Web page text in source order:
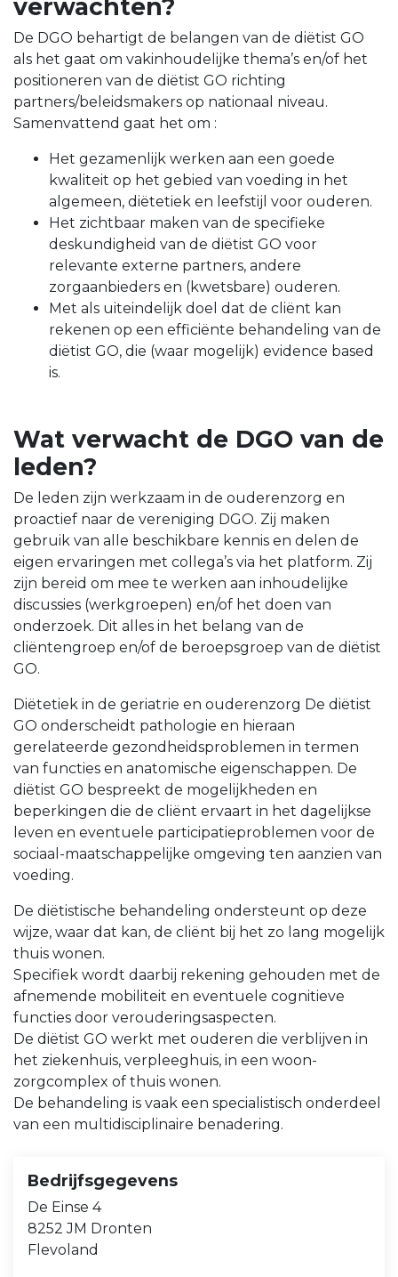
verwachten?
De DGO behartigt de belangen van de diëtist GO
als het gaat om vakinhoudelijke thema’s en/of het
positioneren van de diëtist GO richting
partners/beleidsmakers op nationaal niveau.
Samenvattend gaat het om :
Het gezamenlijk werken aan een goede
kwaliteit op het gebied van voeding in het
algemeen, diëtetiek en leefstijl voor ouderen.
Het zichtbaar maken van de specifieke
deskundigheid van de diëtist GO voor
relevante externe partners, andere
zorgaanbieders en (kwetsbare) ouderen.
Met als uiteindelijk doel dat de cliënt kan
rekenen op een efficiënte behandeling van de
diëtist GO, die (waar mogelijk) evidence based
is.
Wat verwacht de DGO van de
leden?
De leden zijn werkzaam in de ouderenzorg en
proactief naar de vereniging DGO. Zij maken
gebruik van alle beschikbare kennis en delen de
eigen ervaringen met collega’s via het platform. Zij
zijn bereid om mee te werken aan inhoudelijke
discussies (werkgroepen) en/of het doen van
onderzoek. Dit alles in het belang van de
cliëntengroep en/of de beroepsgroep van de diëtist
GO.
Diëtetiek in de geriatrie en ouderenzorg De diëtist
GO onderscheidt pathologie en hieraan
gerelateerde gezondheidsproblemen in termen
van functies en anatomische eigenschappen. De
diëtist GO bespreekt de mogelijkheden en
beperkingen die de cliënt ervaart in het dagelijkse
leven en eventuele participatieproblemen voor de
sociaal-maatschappelijke omgeving ten aanzien van
voeding.
De diëtistische behandeling ondersteunt op deze
wijze, waar dat kan, de cliënt bij het zo lang mogelijk
thuis wonen.
Specifiek wordt daarbij rekening gehouden met de
afnemende mobiliteit en eventuele cognitieve
functies door verouderingsaspecten.
De diëtist GO werkt met ouderen die verblijven in
het ziekenhuis, verpleeghuis, in een woon-
zorgcomplex of thuis wonen.
De behandeling is vaak een specialistisch onderdeel
van een multidisciplinaire benadering.
Bedrijfsgegevens
De Einse 4
8252 JM Dronten
Flevoland